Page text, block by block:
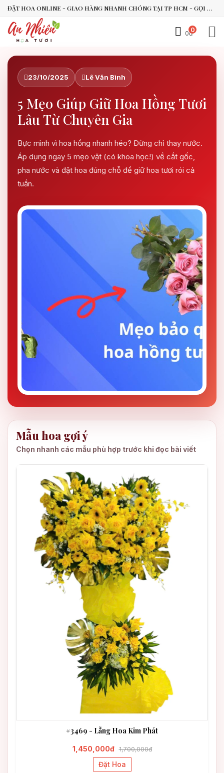
ĐẶT HOA ONLINE - GIAO HÀNG NHANH CHÓNG TẠI TP HCM - GỌI NGAY 0938.494.119 HOẶC 0899.492.909
0
0đ
23/10/2025 Lê Văn Bình
5 Mẹo Giúp Giữ Hoa Hồng Tươi
Lâu Từ Chuyên Gia
Bực mình vì hoa hồng nhanh héo? Đừng chỉ thay nước.
Áp dụng ngay 5 mẹo vặt (có khoa học!) về cắt gốc,
pha nước và đặt hoa đúng chỗ để giữ hoa tươi rói cả
tuần.
Mẫu hoa gợi ý
Chọn nhanh các mẫu phù hợp trước khi đọc bài viết
#3469 - Lẵng Hoa Kim Phát
1,450,000đ 1,700,000đ
Đặt Hoa
An Nhiên Flowers
Tư vấn nhanh trong vài phút
Chào bạn, mình có thể hỗ trợ chọn hoa theo dịp nào?
Bạn có thể để lại yêu cầu, mình sẽ phản hồi sớm.